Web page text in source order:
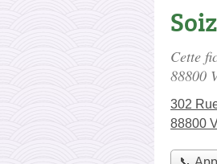
Cette
88800
302
88800